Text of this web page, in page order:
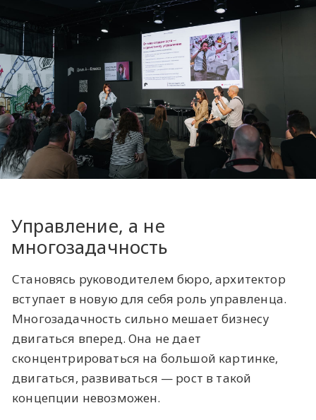
Управление, а не
многозадачность
Становясь руководителем бюро, архитектор
вступает в новую для себя роль управленца.
Многозадачность сильно мешает бизнесу
двигаться вперед. Она не дает
сконцентрироваться на большой картинке,
двигаться, развиваться — рост в такой
концепции невозможен.